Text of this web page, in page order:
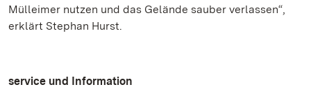
Mülleimer nutzen und das Gelände sauber verlassen“,
erklärt Stephan Hurst.
service und Information